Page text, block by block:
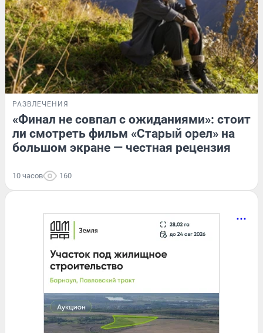
РАЗВЛЕЧЕНИЯ
«Финал не совпал с ожиданиями»: стоит
ли смотреть фильм «Старый орел» на
большом экране — честная рецензия
10 часов 160